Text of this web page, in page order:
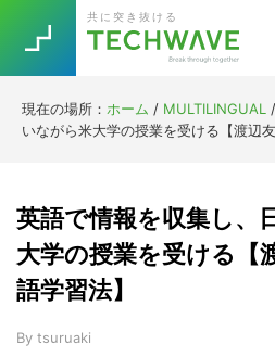
primary
navigation
main
content
primary
sidebar
footer
共に突き抜ける
現在の場所： ホーム / MULTILINGUAL /
いながら米大学の授業を受ける【渡辺
英語で情報を収集し、
大学の授業を受ける【
語学習法】
By tsuruaki
TOPICS
RE:LIFE
[Startup]
Trend 今話題の注目キーワード
5G Asana テ
ニューノーマル